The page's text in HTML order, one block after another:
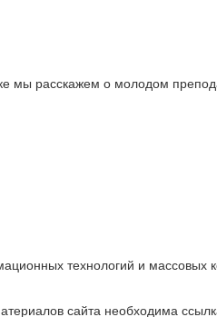
расскажем о молодом
технологий и массовых
сайта необходима